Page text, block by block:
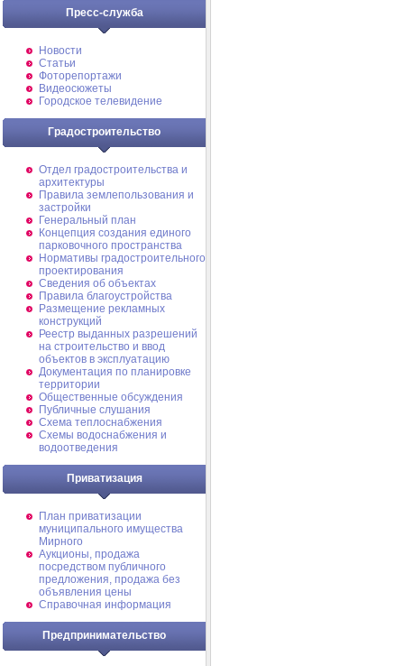
Пресс-служба
Новости
Статьи
Фоторепортажи
Видеосюжеты
Городское телевидение
Градостроительство
Отдел градостроительства и
архитектуры
Правила землепользования и
застройки
Генеральный план
Концепция создания единого
парковочного пространства
Нормативы градостроительного
проектирования
Сведения об объектах
Правила благоустройства
Размещение рекламных
конструкций
Реестр выданных разрешений
на строительство и ввод
объектов в эксплуатацию
Документация по планировке
территории
Общественные обсуждения
Публичные слушания
Схема теплоснабжения
Схемы водоснабжения и
водоотведения
Приватизация
План приватизации
муниципального имущества
Мирного
Аукционы, продажа
посредством публичного
предложения, продажа без
объявления цены
Справочная информация
Предпринимательство